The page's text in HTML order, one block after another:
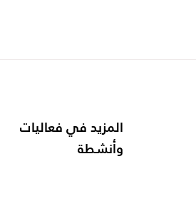
المزيد في فعاليات
وأنشطة